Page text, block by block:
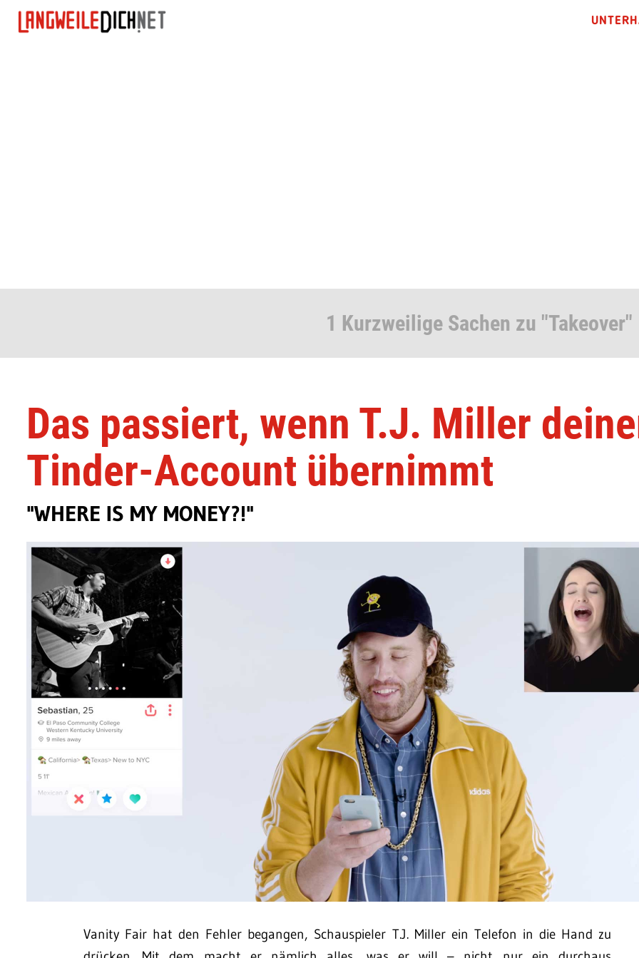
1 Kurzweilige Sachen zu "Takeover"
Das passiert, wenn T.J. Miller
Tinder-Account übernimmt
"WHERE IS MY MONEY?!"
Vanity Fair hat den Fehler begangen, Schauspieler T.J. Miller ein Telefon in die Hand zu